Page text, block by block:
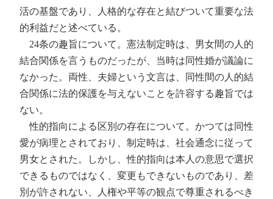
活の基盤であり、人格的な存在と結びついて重要な法
的利益だと述べている。
24条の趣旨について。憲法制定時は、男女間の人的
結合関係を言うものだったが、当時は同性婚が議論に
なかった。両性、夫婦という文言は、同性間の人的結
合関係に法的保護を与えないことを許容する趣旨では
ない。
性的指向による区別の存在について。かつては同性
愛が病理とされており、制定時は、社会通念に従って
男女とされた。しかし、性的指向は本人の意思で選択
できるものではなく、変更もできないものであり、差
別が許されない、人権や平等の観点で尊重されるべき